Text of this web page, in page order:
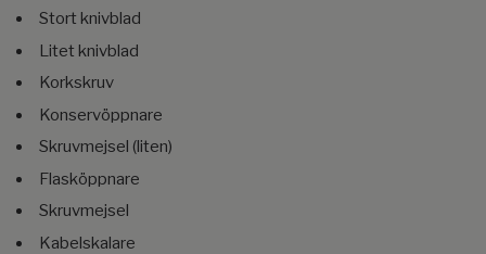
Stort knivblad
Litet knivblad
Korkskruv
Konservöppnare
Skruvmejsel (liten)
Flasköppnare
Skruvmejsel
Kabelskalare